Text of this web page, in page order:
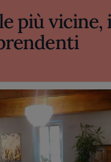
più vicine,